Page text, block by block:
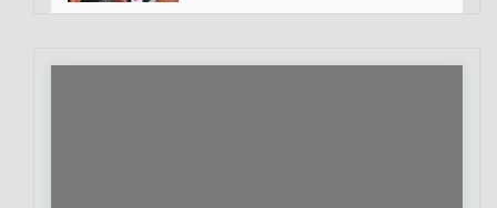
каждом бою, а Конор умеет